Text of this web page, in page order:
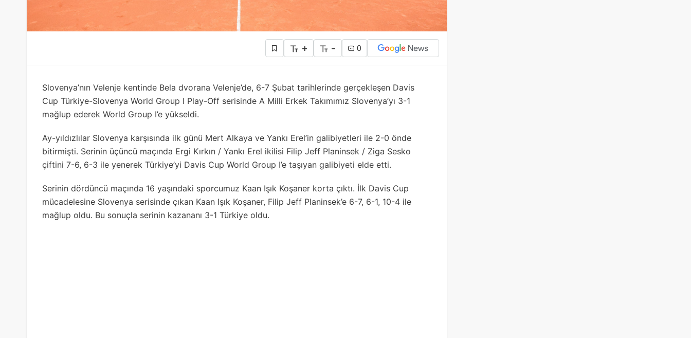
+ - 0
Slovenya’nın Velenje kentinde Bela dvorana Velenje’de, 6-7 Şubat tarihlerinde gerçekleşen Davis
Cup Türkiye-Slovenya World Group I Play-Off serisinde A Milli Erkek Takımımız Slovenya’yı 3-1
mağlup ederek World Group I’e yükseldi.
Ay-yıldızlılar Slovenya karşısında ilk günü Mert Alkaya ve Yankı Erel’in galibiyetleri ile 2-0 önde
bitirmişti. Serinin üçüncü maçında Ergi Kırkın / Yankı Erel ikilisi Filip Jeff Planinsek / Ziga Sesko
çiftini 7-6, 6-3 ile yenerek Türkiye’yi Davis Cup World Group I’e taşıyan galibiyeti elde etti.
Serinin dördüncü maçında 16 yaşındaki sporcumuz Kaan Işık Koşaner korta çıktı. İlk Davis Cup
mücadelesine Slovenya serisinde çıkan Kaan Işık Koşaner, Filip Jeff Planinsek’e 6-7, 6-1, 10-4 ile
mağlup oldu. Bu sonuçla serinin kazananı 3-1 Türkiye oldu.